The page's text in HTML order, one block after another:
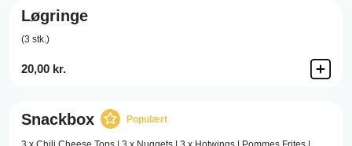
Løgringe
(3 stk.)
20,00 kr.
Snackbox Populært